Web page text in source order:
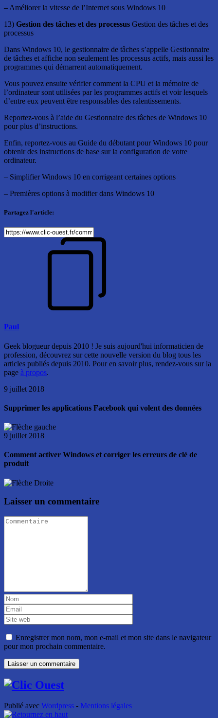
– Améliorer la vitesse de l’Internet sous Windows 10
13) Gestion des tâches et des processus Gestion des tâches et des
processus
Dans Windows 10, le gestionnaire de tâches s’appelle Gestionnaire
de tâches et affiche non seulement les processus actifs, mais aussi les
programmes qui démarrent automatiquement.
Vous pouvez ensuite vérifier comment la CPU et la mémoire de
l’ordinateur sont utilisées par les programmes actifs et voir lesquels
d’entre eux peuvent être responsables des ralentissements.
Reportez-vous à l’aide du Gestionnaire des tâches de Windows 10
pour plus d’instructions.
Enfin, reportez-vous au Guide du débutant pour Windows 10 pour
obtenir des instructions de base sur la configuration de votre
ordinateur.
– Simplifier Windows 10 en corrigeant certaines options
– Premières options à modifier dans Windows 10
Partagez l'article:
Paul
Geek blogueur depuis 2010 ! Je suis aujourd'hui informaticien de
profession, découvrez sur cette nouvelle version du blog tous les
articles publiés depuis 2010. Pour en savoir plus, rendez-vous sur la
page à propos.
9 juillet 2018
Supprimer les applications Facebook qui volent des données
9 juillet 2018
Comment activer Windows et corriger les erreurs de clé de
produit
Laisser un commentaire
Enregistrer mon nom, mon e-mail et mon site dans le navigateur
pour mon prochain commentaire.
Publié avec Wordpress - Mentions légales